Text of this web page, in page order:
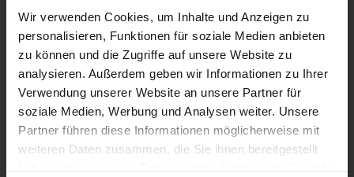
Wir verwenden Cookies, um Inhalte und Anzeigen zu
personalisieren, Funktionen für soziale Medien anbieten
zu können und die Zugriffe auf unsere Website zu
analysieren. Außerdem geben wir Informationen zu Ihrer
Verwendung unserer Website an unsere Partner für
soziale Medien, Werbung und Analysen weiter. Unsere
Partner führen diese Informationen möglicherweise mit
weiteren Daten zusammen, die Sie ihnen bereitgestellt
Seattle – Popup park